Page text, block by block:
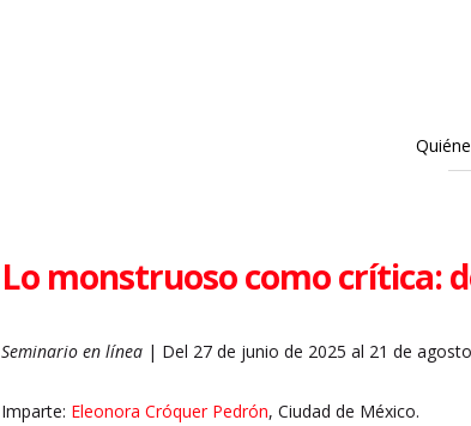
Lo monstruoso como crítica:
Seminario en línea | Del 27 de junio de 2025 al 21 de
Imparte: Eleonora Cróquer Pedrón, Ciudad de México.